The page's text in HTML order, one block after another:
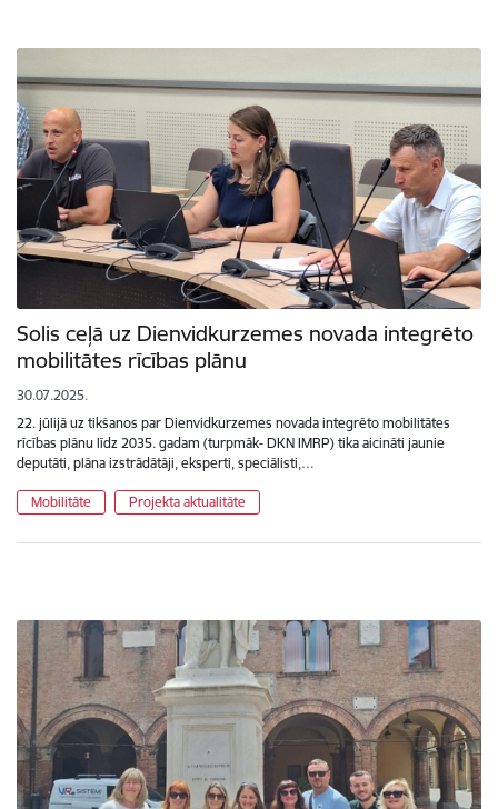
Solis ceļā uz Dienvidkurzemes novada integrēto
mobilitātes rīcības plānu
30.07.2025.
22. jūlijā uz tikšanos par Dienvidkurzemes novada integrēto mobilitātes
rīcības plānu līdz 2035. gadam (turpmāk- DKN IMRP) tika aicināti jaunie
deputāti, plāna izstrādātāji, eksperti, speciālisti,…
Mobilitāte Projekta aktualitāte